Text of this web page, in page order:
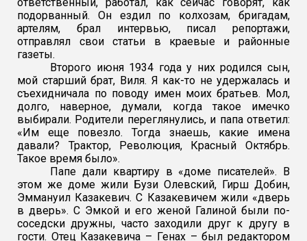
подорванный. Он ездил по колхозам, бригадам,
артелям, брал интервью, писал репортажи,
отправлял свои статьи в краевые и районные
газеты.
Второго июня 1934 года у них родился сын,
мой старший брат, Виля. Я как-то не удержалась и
съехидничала по поводу имен моих братьев. Мол,
долго, наверное, думали, когда такое имечко
выбирали. Родители переглянулись, и папа ответил:
«Им еще повезло. Тогда знаешь, какие имена
давали? Трактор, Революция, Красный Октябрь.
Такое время было».
Папе дали квартиру в «доме писателей». В
этом же доме жили Бузи Олевский, Гирш Добин,
Эммануил Казакевич. С Казакевичем жили «дверь
в дверь». С Эмкой и его женой Галиной были по-
соседски дружны, часто заходили друг к другу в
гости. Отец Казакевича – Генах – был редактором